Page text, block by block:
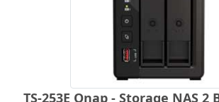
TS-253E Qnap - Storage NAS 2